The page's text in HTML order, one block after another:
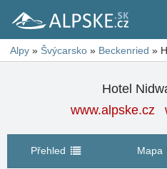
Alpy » Švýcarsko » Beckenried »
Hotel
www.alpske.cz
Přehled Mapa